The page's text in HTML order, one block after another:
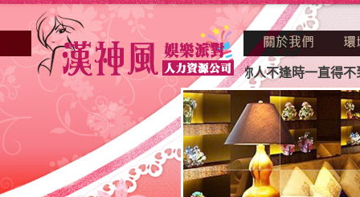
正因不景氣的年代找不到工作？也許妳人不逢時一直得不